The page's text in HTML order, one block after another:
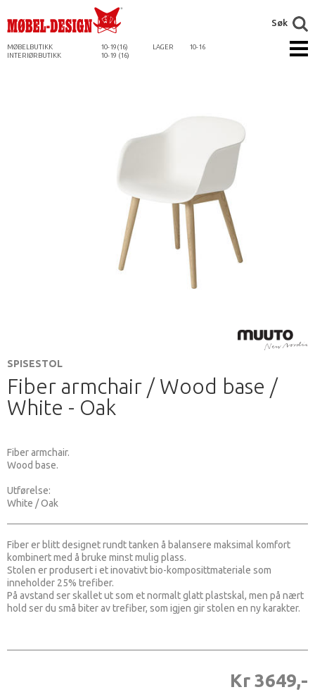
MØBELBUTIKK 10-19(16) LAGER
10-16
INTERIØRBUTIKK
10-19 (16)
Søk
SPISESTOL
Fiber armchair / Wood base /
White - Oak
Fiber armchair.
Wood base.
Utførelse:
White / Oak
Fiber er blitt designet rundt tanken å balansere maksimal komfort
kombinert med å bruke minst mulig plass.
Stolen er produsert i et inovativt bio-komposittmateriale som
inneholder 25% trefiber.
På avstand ser skallet ut som et normalt glatt plastskal, men på nært
hold ser du små biter av trefiber, som igjen gir stolen en ny karakter.
Kr 3649,-